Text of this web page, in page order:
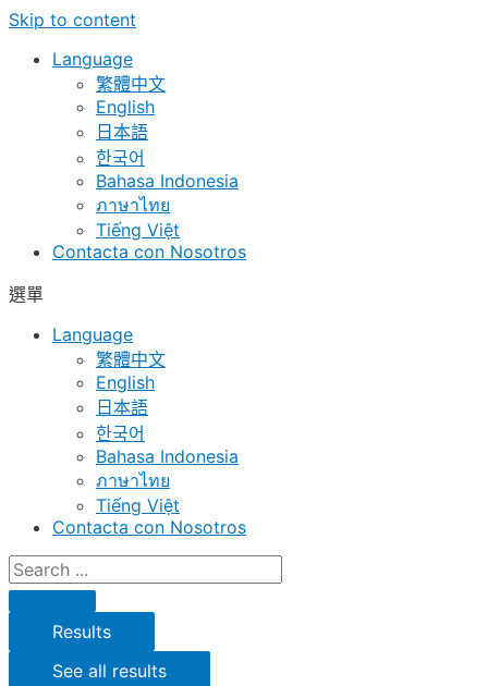
Skip to content
Language
繁體中文
English
日本語
한국어
Bahasa Indonesia
ภาษาไทย
Tiếng Việt
Contacta con Nosotros
選單
Language
繁體中文
English
日本語
한국어
Bahasa Indonesia
ภาษาไทย
Tiếng Việt
Contacta con Nosotros
Results
See all results